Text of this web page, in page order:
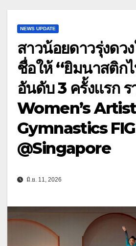
NEWS UPDATE
สาวน้อยดาวรุ่งดว
ชื่อให้ “ยิมนาสติก
อันดับ 3 ครั้งแรก ร
Women’s
Gymnastics
@Singapore
มิ.ย. 11, 2026